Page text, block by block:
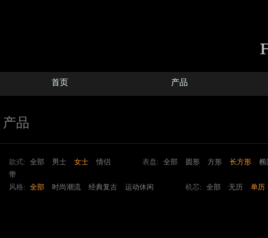
首页 产品
产品
款式: 全部 男士 女士 情侣 表盘: 全部 圆形 方形 长方形
椭
带
风格: 全部 时尚潮流 经典复古 运动休闲 机芯: 全部 无历 单历